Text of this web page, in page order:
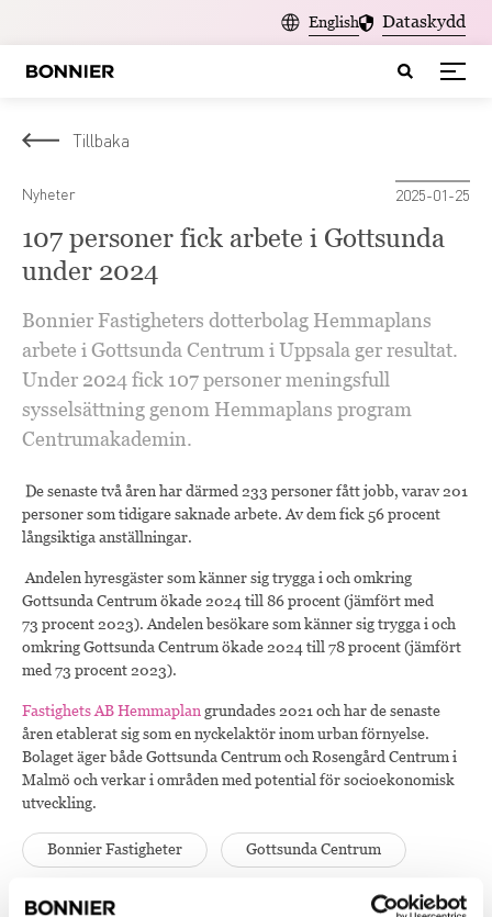
English Dataskydd
Tillbaka
Nyheter 2025-01-25
107 personer fick arbete i Gottsunda
under 2024
Bonnier Fastigheters dotterbolag Hemmaplans
arbete i Gottsunda Centrum i Uppsala ger resultat.
Under 2024 fick 107 personer meningsfull
sysselsättning genom Hemmaplans program
Centrumakademin.
De senaste två åren har därmed 233 personer fått jobb, varav 201
personer som tidigare saknade arbete. Av dem fick 56 procent
långsiktiga anställningar.
Andelen hyresgäster som känner sig trygga i och omkring
Gottsunda Centrum ökade 2024 till 86 procent (jämfört med
73 procent 2023). Andelen besökare som känner sig trygga i och
omkring Gottsunda Centrum ökade 2024 till 78 procent (jämfört
med 73 procent 2023).
Fastighets AB Hemmaplan grundades 2021 och har de senaste
åren etablerat sig som en nyckelaktör inom urban förnyelse.
Bolaget äger både Gottsunda Centrum och Rosengård Centrum i
Malmö och verkar i områden med potential för socioekonomisk
utveckling.
Bonnier Fastigheter Gottsunda Centrum
Hemmaplan